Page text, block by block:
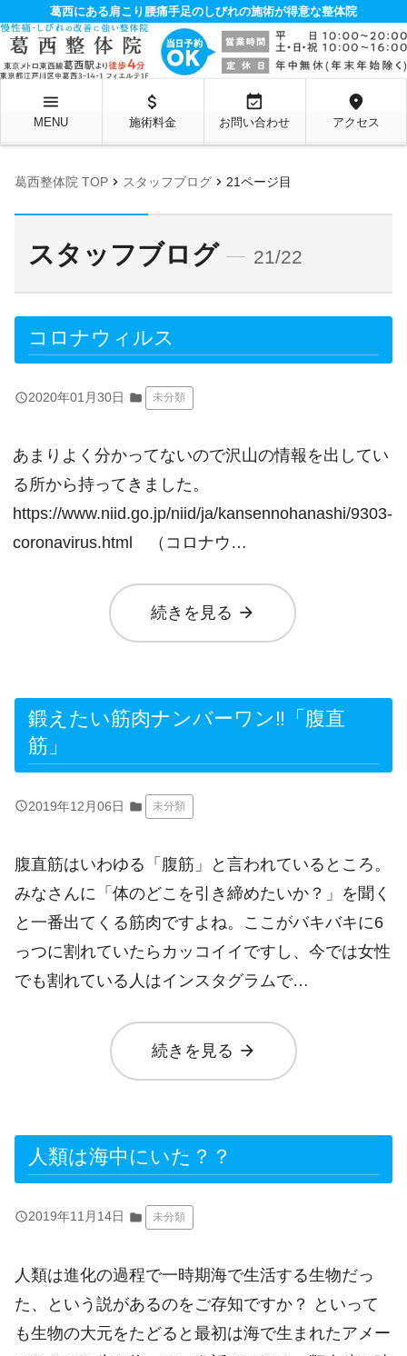
葛西にある肩こり腰痛手足のしびれの施術が得意な整体院
menu
MENU
attach_money
施術料金
event_available
お問い合わせ
location_on
アクセス
葛西整体院 TOP chevron_right スタッフブログ chevron_right 21ページ目
スタッフブログ 21/22
コロナウィルス
query_builder2020年01月30日 folder 未分類
あまりよく分かってないので沢山の情報を出してい
る所から持ってきました。
https://www.niid.go.jp/niid/ja/kansennohanashi/9303-
coronavirus.html （コロナウ…
続きを見る arrow_forward
鍛えたい筋肉ナンバーワン‼「腹直
筋」
query_builder2019年12月06日 folder 未分類
腹直筋はいわゆる「腹筋」と言われているところ。
みなさんに「体のどこを引き締めたいか？」を聞く
と一番出てくる筋肉ですよね。ここがバキバキに6
っつに割れていたらカッコイイですし、今では女性
でも割れている人はインスタグラムで…
続きを見る arrow_forward
人類は海中にいた？？
query_builder2019年11月14日 folder 未分類
人類は進化の過程で一時期海で生活する生物だっ
た、という説があるのをご存知ですか？ といって
も生物の大元をたどると最初は海で生まれたアメー